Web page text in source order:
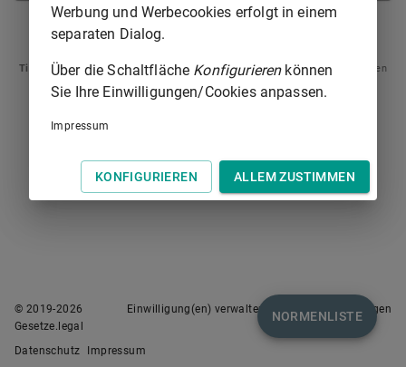
ART 44
Tipp
: Swipen Sie auf dem Bildschirm links oder rechts zur Navigation zwischen
NORMENLISTE
© 2019-2026
Gesetze.legal
Einwilligung(en) verwalten Nutzungsbedingungen
Datenschutz Impressum
Werbung und Werbecookies erfolgt in einem
separaten Dialog.
Über die Schaltfläche Konfigurierenkönnen
Sie Ihre Einwilligungen/Cookies anpassen.
Impressum
KONFIGURIEREN ALLEM ZUSTIMMEN